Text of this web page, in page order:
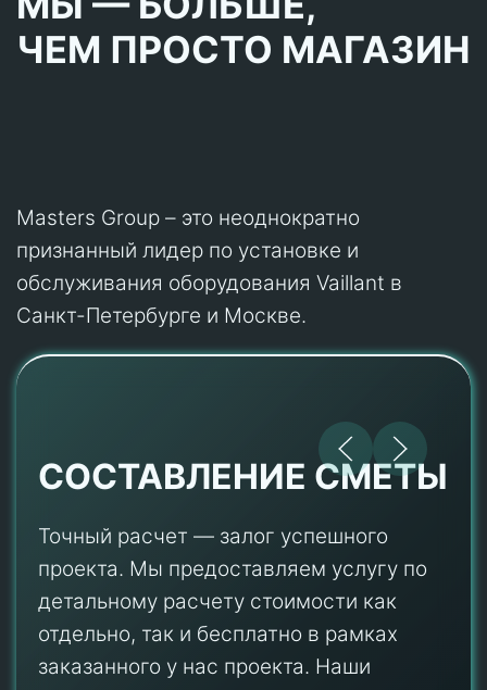
ЧЕМ ПРОСТО МАГАЗИН
Masters Group – это неоднократно
признанный лидер по установке и
обслуживания оборудования Vaillant в
Санкт-Петербурге и Москве.
СОСТАВЛЕНИЕ СМЕТЫ
Точный расчет — залог успешного
проекта. Мы предоставляем услугу по
детальному расчету стоимости как
отдельно, так и бесплатно в рамках
заказанного у нас проекта. Наши